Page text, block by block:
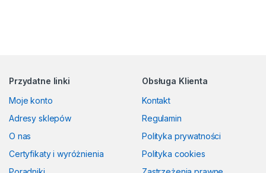
Przydatne linki
Moje konto
Adresy sklepów
O nas
Certyfikaty i wyróżnienia
Obsługa Klienta
Kontakt
Regulamin
Polityka prywatności
Polityka cookies